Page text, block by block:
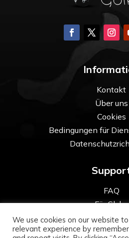
Kontakt
Über uns
Cookies
Bedingungen für
FAQ
Für Clubs
We use cookies on our website
relevant experience by